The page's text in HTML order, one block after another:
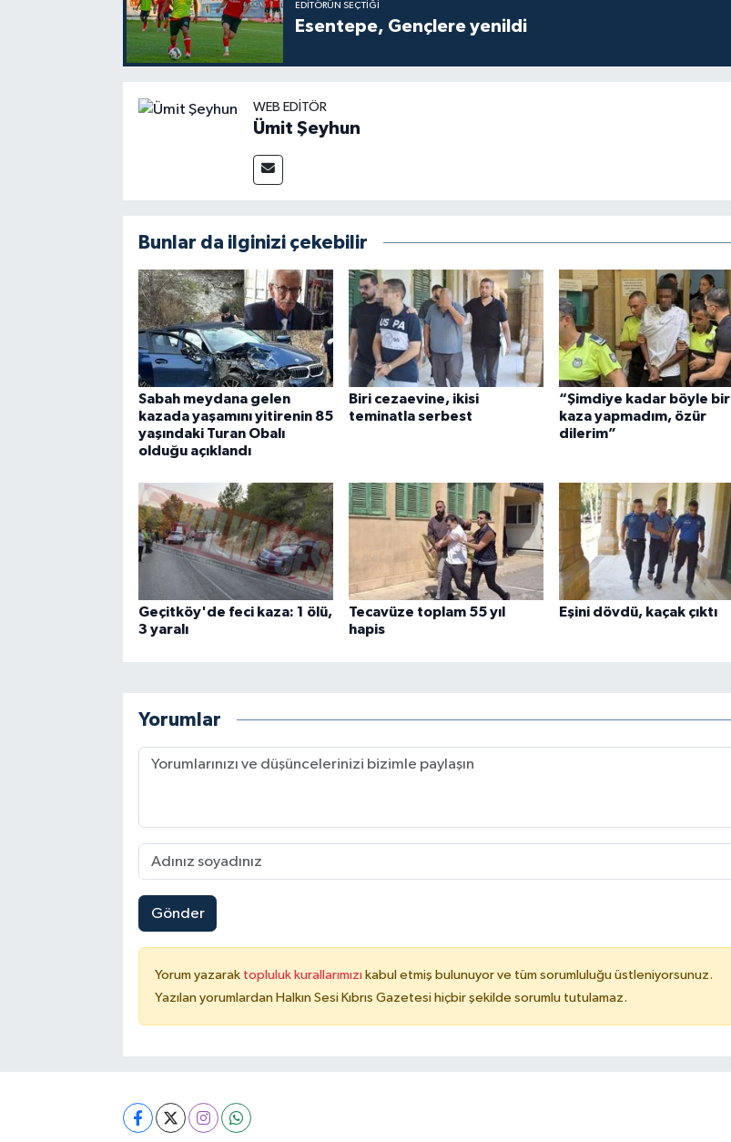
EDITÖRÜN SEÇTIĞI
Esentepe, Gençlere yenildi
WEB EDITÖR
Ümit Şeyhun
Bunlar da ilginizi çekebilir
Sabah meydana gelen
kazada yaşamını yitirenin 85
yaşındaki Turan Obalı
olduğu açıklandı
Biri cezaevine, ikisi
teminatla serbest
“Şimdiye kadar böyle bir
kaza yapmadım, özür
dilerim”
Geçitköy'de feci kaza: 1 ölü,
3 yaralı
Tecavüze toplam 55 yıl
hapis
Eşini dövdü, kaçak çıktı
Yorumlar
Gönder
Yorum yazarak topluluk kurallarımızı kabul etmiş bulunuyor ve tüm sorumluluğu üstleniyorsunuz.
Yazılan yorumlardan Halkın Sesi Kıbrıs Gazetesi hiçbir şekilde sorumlu tutulamaz.